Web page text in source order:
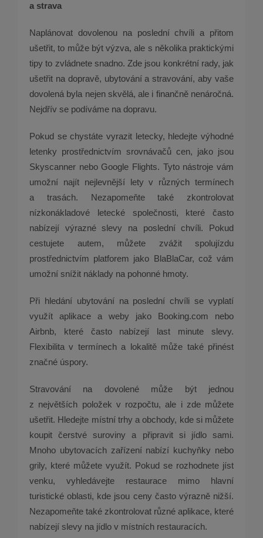
a strava
Naplánovat dovolenou na poslední chvíli a přitom
ušetřit, to může být výzva, ale s několika praktickými
tipy to zvládnete snadno. Zde jsou konkrétní rady, jak
ušetřit na dopravě, ubytování a stravování, aby vaše
dovolená byla nejen skvělá, ale i finančně nenáročná.
Nejdřív se podíváme na dopravu.
Pokud se chystáte vyrazit letecky, hledejte výhodné
letenky prostřednictvím srovnávačů cen, jako jsou
Skyscanner nebo Google Flights. Tyto nástroje vám
umožní najít nejlevnější lety v různých termínech
a trasách. Nezapomeňte také zkontrolovat
nízkonákladové letecké společnosti, které často
nabízejí výrazné slevy na poslední chvíli. Pokud
cestujete autem, můžete zvážit spolujízdu
prostřednictvím platforem jako BlaBlaCar, což vám
umožní snížit náklady na pohonné hmoty.
Při hledání ubytování na poslední chvíli se vyplatí
využít aplikace a weby jako Booking.com nebo
Airbnb, které často nabízejí last minute slevy.
Flexibilita v termínech a lokalitě může také přinést
značné úspory.
Stravování na dovolené může být jednou
z největších položek v rozpočtu, ale i zde můžete
ušetřit. Hledejte místní trhy a obchody, kde si můžete
koupit čerstvé suroviny a připravit si jídlo sami.
Mnoho ubytovacích zařízení nabízí kuchyňky nebo
grily, které můžete využít. Pokud se rozhodnete jíst
venku, vyhledávejte restaurace mimo hlavní
turistické oblasti, kde jsou ceny často výrazně nižší.
Nezapomeňte také zkontrolovat různé aplikace, které
nabízejí slevy na jídlo v místních restauracích.